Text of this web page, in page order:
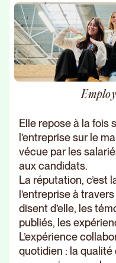
Elle repose à la fois
l’entreprise sur le
vécue par les
aux candidats.
La réputation, c’est
l’entreprise à
disent d’elle, les
publiés, les
L’expérience
quotidien : la qualité